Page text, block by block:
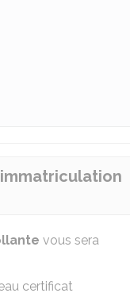
vous sera
certificat